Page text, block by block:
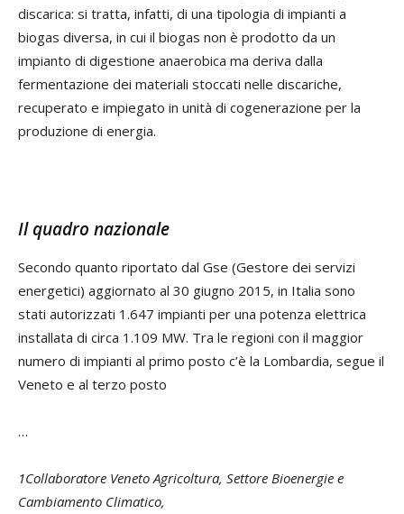
discarica: si tratta, infatti, di una tipologia di impianti a
biogas diversa, in cui il biogas non è prodotto da un
impianto di digestione anaerobica ma deriva dalla
fermentazione dei materiali stoccati nelle discariche,
recuperato e impiegato in unità di cogenerazione per la
produzione di energia.
Il quadro nazionale
Secondo quanto riportato dal Gse (Gestore dei servizi
energetici) aggiornato al 30 giugno 2015, in Italia sono
stati autorizzati 1.647 impianti per una potenza elettrica
installata di circa 1.109 MW. Tra le regioni con il maggior
numero di impianti al primo posto c’è la Lombardia, segue il
Veneto e al terzo posto
…
1Collaboratore Veneto Agricoltura, Settore Bioenergie e
Cambiamento Climatico,